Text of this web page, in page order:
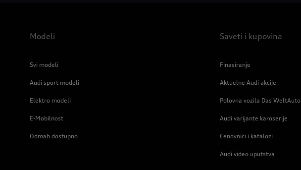
Modeli
Svi modeli
Audi sport modeli
Elektro modeli
E-Mobilnost
Odmah dostupno
Saveti i kupovina
Finasiranje
Aktuelne Audi akcije
Polovna vozila Das WeltAuto
Audi varijante karoserije
Cenovnici i katalozi
Audi video uputstva